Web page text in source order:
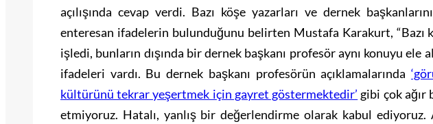
açılışında cevap verdi. Bazı köşe yazarları ve dernek
enteresan ifadelerin bulunduğunu belirten Mustafa Karakurt, “Bazı
işledi, bunların dışında bir dernek başkanı profesör aynı konuyu ele
ifadeleri vardı. Bu dernek başkanı profesörün açıklamalarında
kültürünü tekrar yeşertmek için gayret göstermektedir’ gibi çok ağır
etmiyoruz. Hatalı, yanlış bir değerlendirme olarak kabul ediyoruz.